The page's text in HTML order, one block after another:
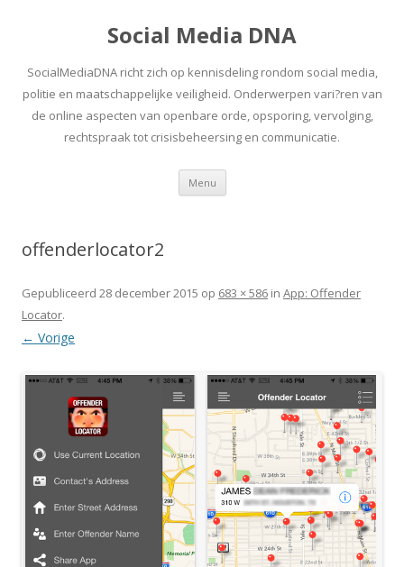
Social Media DNA
SocialMediaDNA richt zich op kennisdeling rondom social media,
politie en maatschappelijke veiligheid. Onderwerpen vari?ren van
de online aspecten van openbare orde, opsporing, vervolging,
rechtspraak tot crisisbeheersing en communicatie.
Menu Spring
inhoud
offenderlocator2
Gepubliceerd 28 december 2015 op 683 × 586 in App: Offender
Locator.
← Vorige